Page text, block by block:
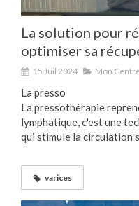
La solution pour
optimiser sa
15 Juil 2024 Mon
La presso
La pressothérapie
lymphatique, c'est une
qui stimule la circulation
varices